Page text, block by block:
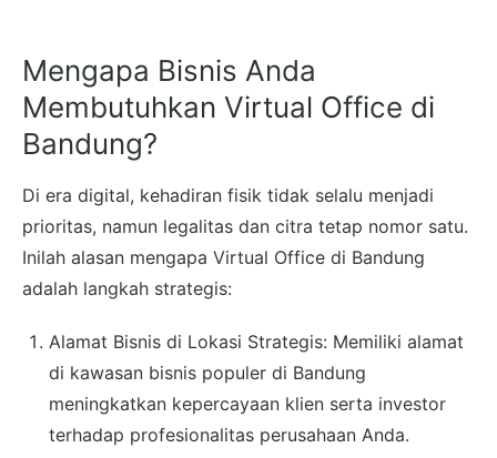
Mengapa Bisnis Anda
Membutuhkan Virtual Office di
Bandung?
Di era digital, kehadiran fisik tidak selalu menjadi
prioritas, namun legalitas dan citra tetap nomor satu.
Inilah alasan mengapa Virtual Office di Bandung
adalah langkah strategis:
Alamat Bisnis di Lokasi Strategis: Memiliki alamat
di kawasan bisnis populer di Bandung
meningkatkan kepercayaan klien serta investor
terhadap profesionalitas perusahaan Anda.